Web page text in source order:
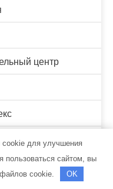
центр
cookie для улучшения
пользоваться сайтом, вы
cookie.
OK